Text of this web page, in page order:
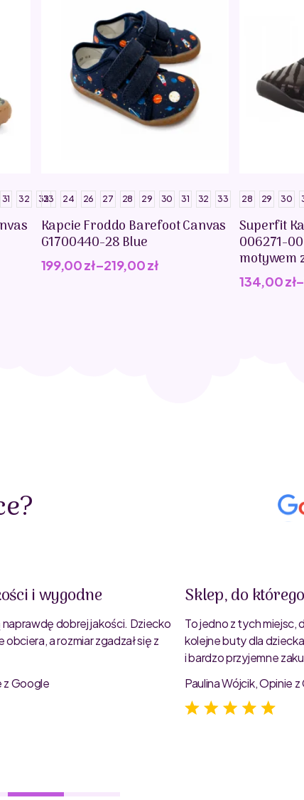
31 32 3323 24 26 27 28 29 30 31 32 33
Kapcie Froddo Barefoot Canvas
G1700440-28 Blue
199,00zł–219,00zł
28 29 30
Superfit
006271-
motywem
134,00zł
i wygodne
dobrej jakości. Dziecko
a rozmiar zgadzał się z
z Google
Sklep, do
To jedno z tych miejsc,
kolejne buty dla
i bardzo przyjemne
Paulina Wójcik, Opinie